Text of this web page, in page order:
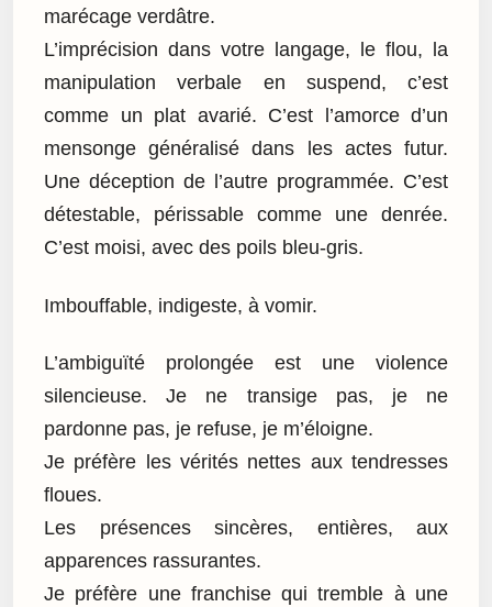
marécage verdâtre.
L’imprécision dans votre langage, le flou, la
manipulation verbale en suspend, c’est
comme un plat avarié. C’est l’amorce d’un
mensonge généralisé dans les actes futur.
Une déception de l’autre programmée. C’est
détestable, périssable comme une denrée.
C’est moisi, avec des poils bleu-gris.
Imbouffable, indigeste, à vomir.
L’ambiguïté prolongée est une violence
silencieuse. Je ne transige pas, je ne
pardonne pas, je refuse, je m’éloigne.
Je préfère les vérités nettes aux tendresses
floues.
Les présences sincères, entières, aux
apparences rassurantes.
Je préfère une franchise qui tremble à une